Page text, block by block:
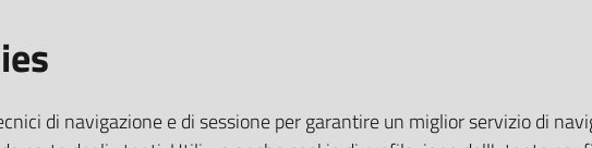
di navigazione e di sessione per garantire un miglior servizio di